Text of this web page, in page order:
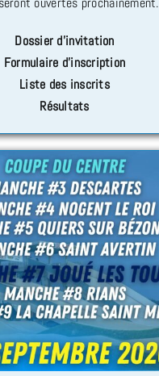
Dossier d’invitation
Formulaire d’inscription
Liste des inscrits
Résultats